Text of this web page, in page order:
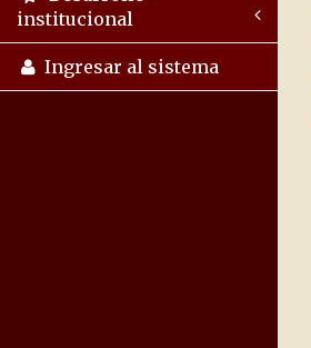
institucional
Ingresar al sistema